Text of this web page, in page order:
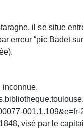
il se situe
erreur “pic Badet
inconnue.
001.1.109&e=fr-
visé par le